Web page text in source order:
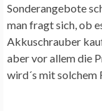
Sonderangebote
man fragt sich, ob
Akkuschrauber
aber vor allem die
wird´s mit solchem